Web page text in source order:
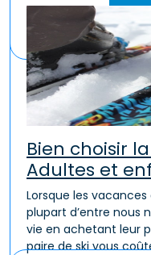
Bien choisir
Adultes et
Lorsque les vacances
plupart d’entre nous
vie en achetant leur
paire de ski vous